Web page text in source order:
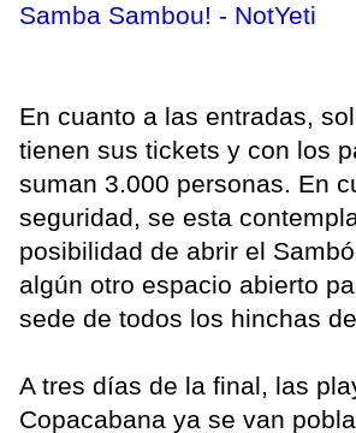
Samba Sambou! - NotYeti
En cuanto a las entradas,
tienen sus tickets y con los
suman 3.000 personas. En
seguridad, se esta
posibilidad de abrir el
algún otro espacio abierto
sede de todos los hinchas
A tres días de la final, las
Copacabana ya se van